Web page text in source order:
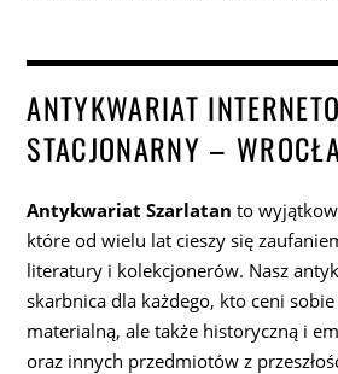
ANTYKWARIAT
STACJONARNY –
Antykwariat Szarlatan to
które od wielu lat cieszy się
literatury i kolekcjonerów. Nasz
skarbnica dla każdego, kto ceni
materialną, ale także historyczną i
oraz innych przedmiotów z